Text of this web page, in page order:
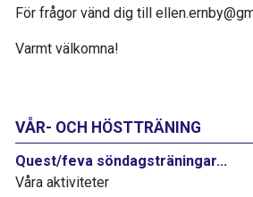
För frågor vänd dig till
Varmt välkomna!
VÅR- OCH HÖSTTRÄNING
Quest/feva söndagsträningar...
Våra aktiviteter